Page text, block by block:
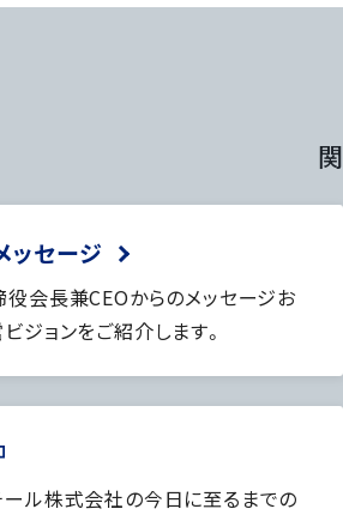
ッセージ
会長兼CEOからのメッセージお
ジョンをご紹介します。
ール株式会社の今日に至るまでの